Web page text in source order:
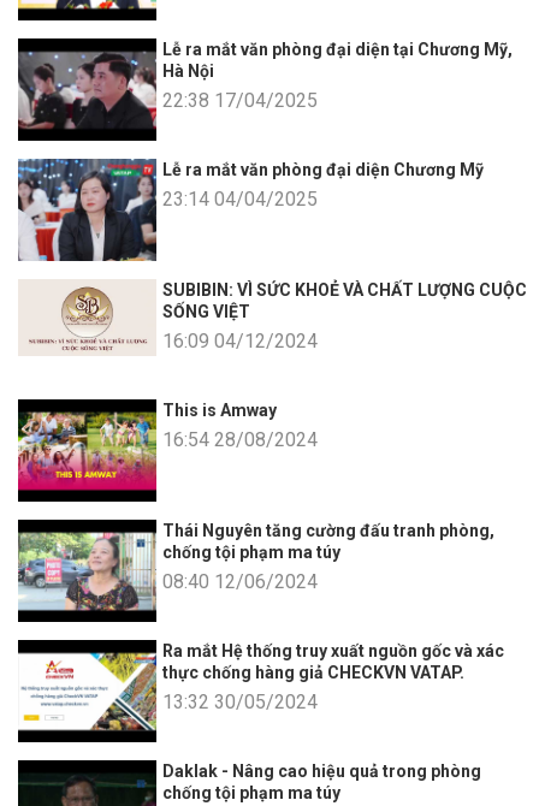
Lễ ra mắt văn phòng đại diện tại Chương Mỹ,
Hà Nội
22:38 17/04/2025
Lễ ra mắt văn phòng đại diện Chương Mỹ
23:14 04/04/2025
SUBIBIN: VÌ SỨC KHOẺ VÀ CHẤT LƯỢNG CUỘC
SỐNG VIỆT
16:09 04/12/2024
This is Amway
16:54 28/08/2024
Thái Nguyên tăng cường đấu tranh phòng,
chống tội phạm ma túy
08:40 12/06/2024
Ra mắt Hệ thống truy xuất nguồn gốc và xác
thực chống hàng giả CHECKVN VATAP.
13:32 30/05/2024
Daklak - Nâng cao hiệu quả trong phòng
chống tội phạm ma túy